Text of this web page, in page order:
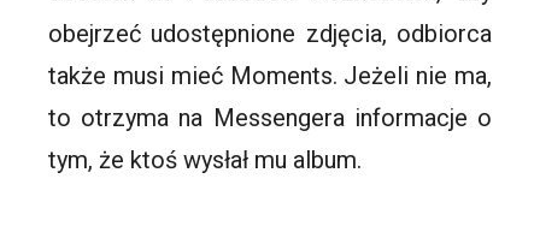
obejrzeć udostępnione zdjęcia, odbiorca
także musi mieć Moments. Jeżeli nie ma,
to otrzyma na Messengera informacje o
tym, że ktoś wysłał mu album.